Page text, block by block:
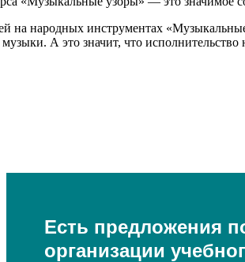
на народных инструментах
А это значит, что
Есть предложения
организации